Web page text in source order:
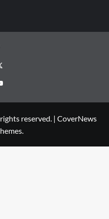
reserved. | CoverNews